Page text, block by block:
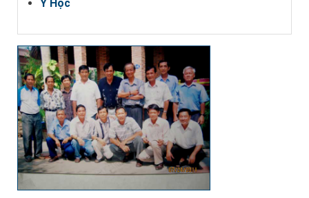
Y Học